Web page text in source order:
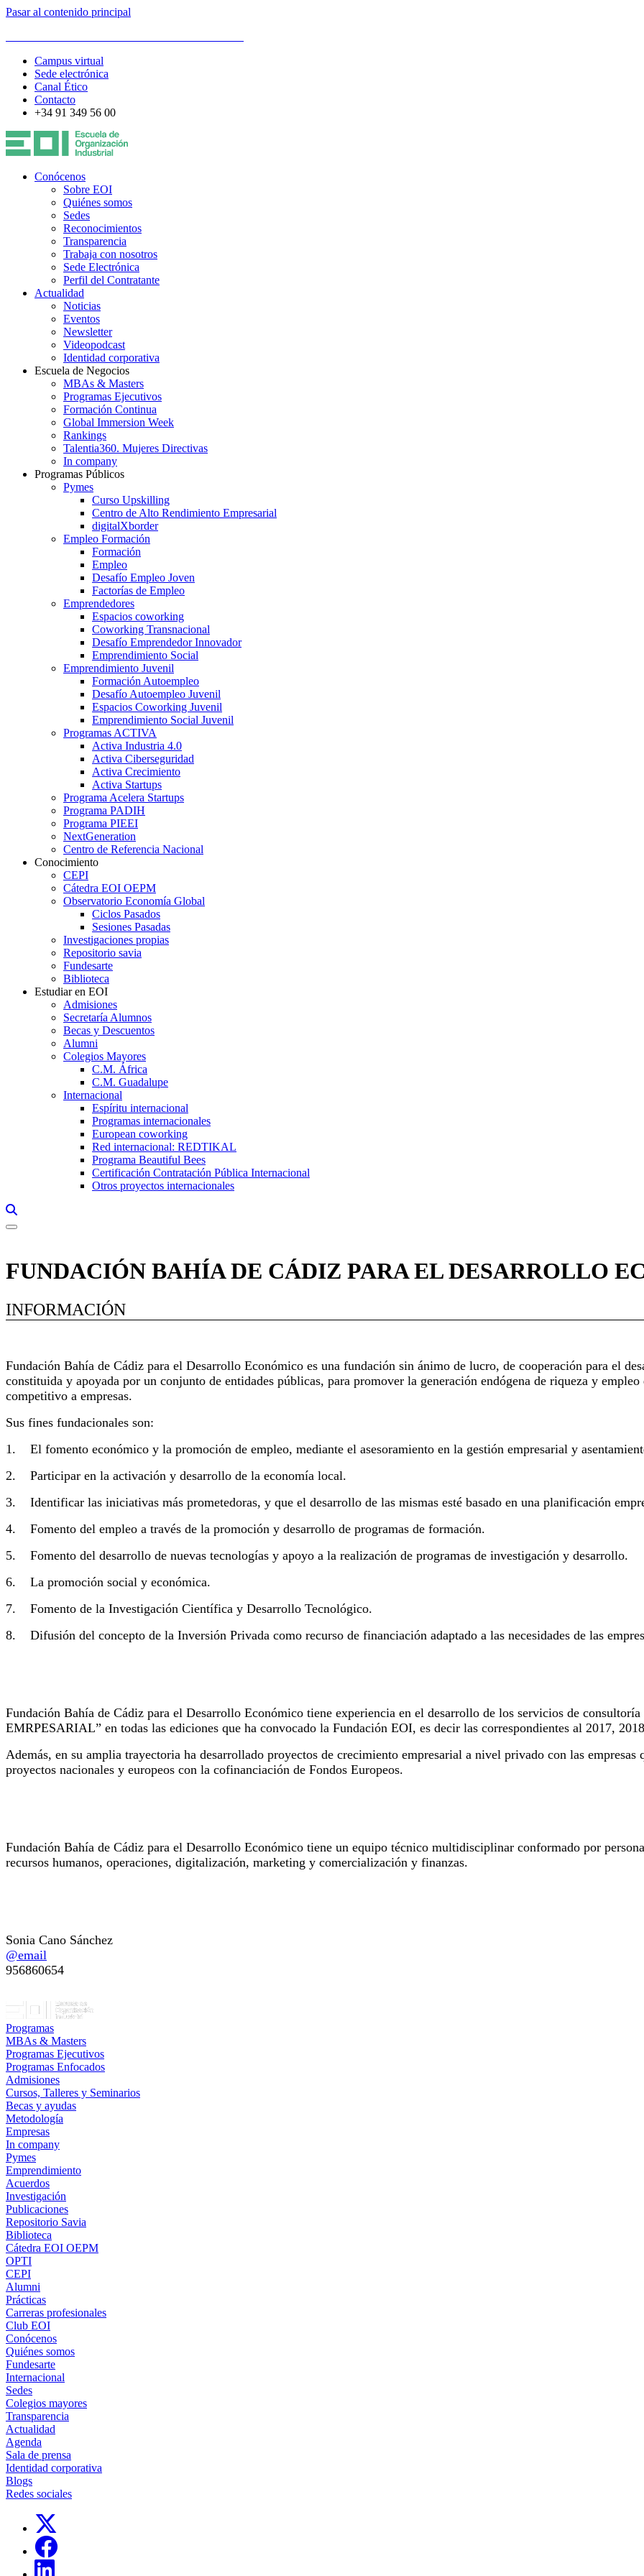
Pasar al contenido principal
Campus virtual
Sede electrónica
Canal Ético
Contacto
+34 91 349 56 00
Conócenos
Sobre EOI
Quiénes somos
Sedes
Reconocimientos
Transparencia
Trabaja con nosotros
Sede Electrónica
Perfil del Contratante
Actualidad
Noticias
Eventos
Newsletter
Videopodcast
Identidad corporativa
Escuela de Negocios
MBAs & Masters
Programas Ejecutivos
Formación Continua
Global Immersion Week
Rankings
Talentia360. Mujeres Directivas
In company
Programas Públicos
Pymes
Curso Upskilling
Centro de Alto Rendimiento Empresarial
digitalXborder
Empleo Formación
Formación
Empleo
Desafío Empleo Joven
Factorías de Empleo
Emprendedores
Espacios coworking
Coworking Transnacional
Desafío Emprendedor Innovador
Emprendimiento Social
Emprendimiento Juvenil
Formación Autoempleo
Desafío Autoempleo Juvenil
Espacios Coworking Juvenil
Emprendimiento Social Juvenil
Programas ACTIVA
Activa Industria 4.0
Activa Ciberseguridad
Activa Crecimiento
Activa Startups
Programa Acelera Startups
Programa PADIH
Programa PIEEI
NextGeneration
Centro de Referencia Nacional
Conocimiento
CEPI
Cátedra EOI OEPM
Observatorio Economía Global
Ciclos Pasados
Sesiones Pasadas
Investigaciones propias
Repositorio savia
Fundesarte
Biblioteca
Estudiar en EOI
Admisiones
Secretaría Alumnos
Becas y Descuentos
Alumni
Colegios Mayores
C.M. África
C.M. Guadalupe
Internacional
Espíritu internacional
Programas internacionales
European coworking
Red internacional: REDTIKAL
Programa Beautiful Bees
Certificación Contratación Pública Internacional
Otros proyectos internacionales
FUNDACIÓN BAHÍA DE CÁDIZ PARA EL DESARROLLO
INFORMACIÓN
Fundación Bahía de Cádiz para el Desarrollo Económico es una fundación sin ánimo de lucro, de cooperación para el
constituida y apoyada por un conjunto de entidades públicas, para promover la generación endógena de riqueza y
competitivo a empresas.
Sus fines fundacionales son:
1. El fomento económico y la promoción de empleo, mediante el asesoramiento en la gestión empresarial y
2. Participar en la activación y desarrollo de la economía local.
3. Identificar las iniciativas más prometedoras, y que el desarrollo de las mismas esté basado en una planificación
4. Fomento del empleo a través de la promoción y desarrollo de programas de formación.
5. Fomento del desarrollo de nuevas tecnologías y apoyo a la realización de programas de investigación y desarrollo.
6. La promoción social y económica.
7. Fomento de la Investigación Científica y Desarrollo Tecnológico.
8. Difusión del concepto de la Inversión Privada como recurso de financiación adaptado a las necesidades de las
Fundación Bahía de Cádiz para el Desarrollo Económico tiene experiencia en el desarrollo de los servicios de
EMRPESARIAL” en todas las ediciones que ha convocado la Fundación EOI, es decir las correspondientes al 2017,
Además, en su amplia trayectoria ha desarrollado proyectos de crecimiento empresarial a nivel privado con las
proyectos nacionales y europeos con la cofinanciación de Fondos Europeos.
Fundación Bahía de Cádiz para el Desarrollo Económico tiene un equipo técnico multidisciplinar conformado por
recursos humanos, operaciones, digitalización, marketing y comercialización y finanzas.
Sonia Cano Sánchez
@email
956860654
Programas
MBAs & Masters
Programas Ejecutivos
Programas Enfocados
Admisiones
Cursos, Talleres y Seminarios
Becas y ayudas
Metodología
Empresas
In company
Pymes
Emprendimiento
Acuerdos
Investigación
Publicaciones
Repositorio Savia
Biblioteca
Cátedra EOI OEPM
OPTI
CEPI
Alumni
Prácticas
Carreras profesionales
Club EOI
Conócenos
Quiénes somos
Fundesarte
Internacional
Sedes
Colegios mayores
Transparencia
Actualidad
Agenda
Sala de prensa
Identidad corporativa
Blogs
Redes sociales
Links, Opens in this window
Links, Opens in this window